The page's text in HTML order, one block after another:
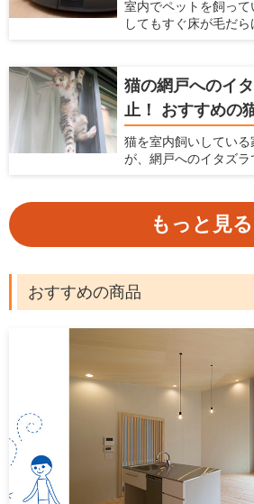
室内でペットを飼っ
してもすぐ床が毛だ
ボット掃除機がおすす
台あれば、毎日の家事
近年ロボット掃除機は
メーカーからさまざ
プされています。本記
の選び方とおすすめ
猫の網戸へのイ
止！ おすすめの
猫を室内飼いしてい
が、網戸へのイタズラ
だけでなく、猫が脱
えると、網戸問題は
とって早急に対処し
止に役立つ対策と、
る網戸を紹介します。
もっと見る
おすすめの商品